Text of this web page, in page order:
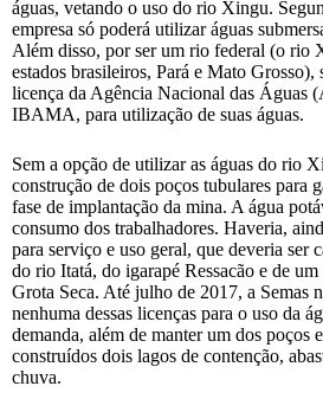
águas, vetando o uso do rio Xingu.
empresa só poderá utilizar águas
Além disso, por ser um rio federal (o rio
estados brasileiros, Pará e Mato Grosso),
licença da Agência Nacional das Águas
IBAMA, para utilização de suas águas.
Sem a opção de utilizar as águas do rio
construção de dois poços tubulares para
fase de implantação da mina. A água
consumo dos trabalhadores. Haveria,
para serviço e uso geral, que deveria ser
do rio Itatá, do igarapé Ressacão e de
Grota Seca. Até julho de 2017, a Semas
nenhuma dessas licenças para o uso da
demanda, além de manter um dos poços
construídos dois lagos de contenção,
chuva.